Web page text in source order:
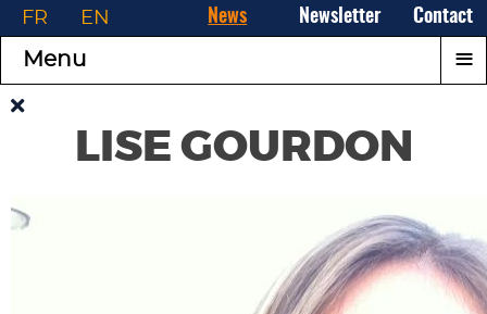
News Newsletter Contact
FR EN
Menu ≡
LISE GOURDON